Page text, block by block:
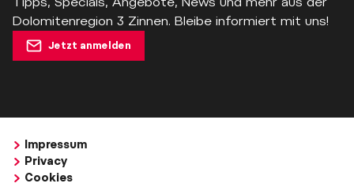
Dolomitenregion 3 Zinnen. Bleibe informiert mit uns!
Jetzt anmelden
Impressum
Privacy
Cookies